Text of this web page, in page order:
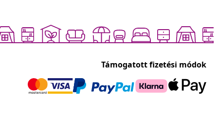
Támogatott fizetési módok